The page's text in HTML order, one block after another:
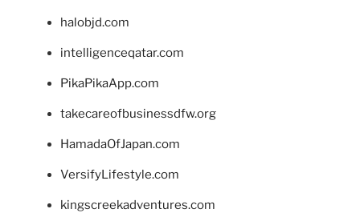
halobjd.com
intelligenceqatar.com
PikaPikaApp.com
takecareofbusinessdfw.org
HamadaOfJapan.com
VersifyLifestyle.com
kingscreekadventures.com